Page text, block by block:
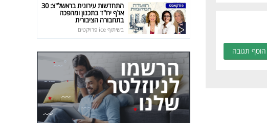
הוסף תגובה
התחדשות עירונית בראשל"צ: 30
אלף יח"ד בתכנון ומהפכה
בתחבורה הציבורית
בשיתוף ice פרויקטים